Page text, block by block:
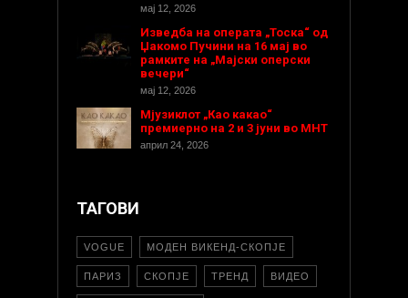
мај 12, 2026
Изведба на операта „Тоска“ од
Џакомо Пучини на 16 мај во
рамките на „Мајски оперски
вечери“
мај 12, 2026
Мјузиклот „Као какао“
премиерно на 2 и 3 јуни во МНТ
април 24, 2026
ТАГОВИ
VOGUE МОДЕН ВИКЕНД-СКОПЈЕ
ПАРИЗ СКОПЈЕ ТРЕНД ВИДЕО